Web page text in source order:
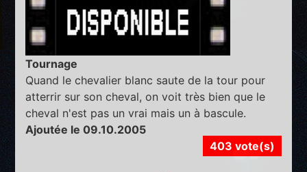
Tournage
Quand le chevalier blanc saute de la tour pour
atterrir sur son cheval, on voit très bien que le
cheval n'est pas un vrai mais un à bascule.
Ajoutée le 09.10.2005
403 vote(s)